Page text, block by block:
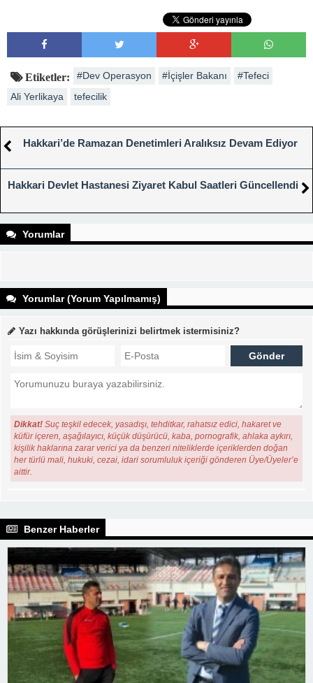
Etiketler: #Dev Operasyon #İçişler Bakanı
#Tefeci
Ali Yerlikaya
tefecilik
Hakkari’de Ramazan Denetimleri Aralıksız Devam Ediyor
Hakkari Devlet Hastanesi Ziyaret Kabul Saatleri Güncellendi
Yorumlar
Yorumlar (Yorum Yapılmamış)
Yazı hakkında görüşlerinizi belirtmek istermisiniz?
Dikkat! Suç teşkil edecek, yasadışı, tehditkar, rahatsız edici, hakaret ve
küfür içeren, aşağılayıcı, küçük düşürücü, kaba, pornografik, ahlaka aykırı,
kişilik haklarına zarar verici ya da benzeri niteliklerde içeriklerden doğan
her türlü mali, hukuki, cezai, idari sorumluluk içeriği gönderen Üye/Üyeler’e
aittir.
Benzer Haberler